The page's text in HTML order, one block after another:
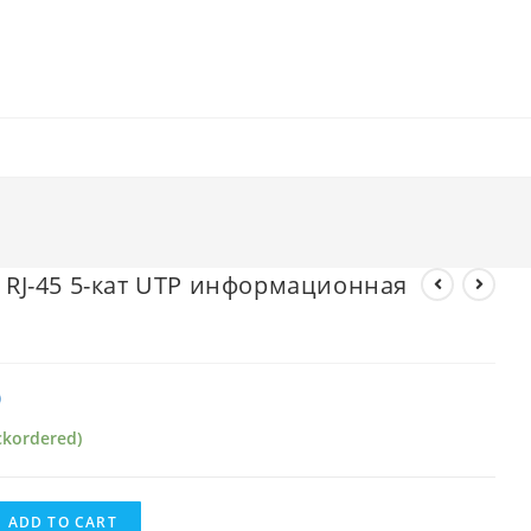
RJ-45 5-кат UTP информационная
ADD TO CART